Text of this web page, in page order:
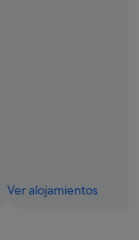
Ver alojamientos